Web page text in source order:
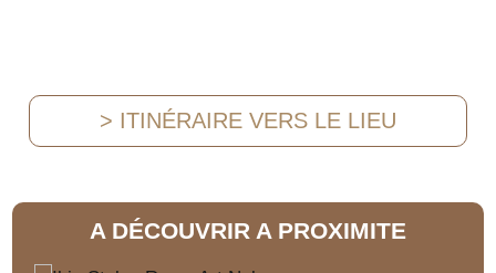
> ITINÉRAIRE VERS LE LIEU
A DÉCOUVRIR A PROXIMITE